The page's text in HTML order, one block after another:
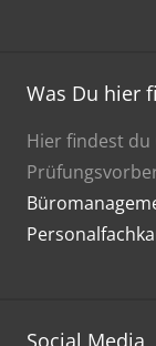
Was Du hier
Hier findest du
Social Media